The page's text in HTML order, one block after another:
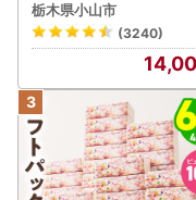
■返礼品の発送につき
の中にご記載をお願い
(5個入り×12セット)【
不可地域：離島・沖縄県
【1256759】
栃木県小山市
(3240)